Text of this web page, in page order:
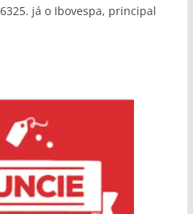
já o Ibovespa, principal